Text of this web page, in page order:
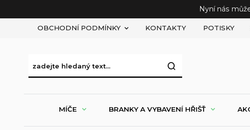
Nyní nás
OBCHODNÍ PODMÍNKY KONTAKTY POTISKY
MÍČE BRANKY A VYBAVENÍ HŘIŠŤ